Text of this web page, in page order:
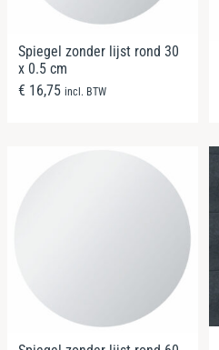
Spiegel zonder lijst rond 30
x 0.5 cm
€ 16,75 incl. BTW